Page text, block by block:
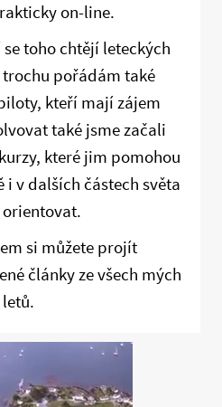
on-line.
toho chtějí leteckých
pořádám také
kteří mají zájem
také jsme začali
které jim pomohou
i v dalších částech světa
si můžete projít
články ze všech mých
letů.